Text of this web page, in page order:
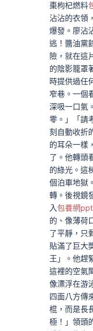
棗枸杞燃料
沾沾的衣領
爆發。廖沾
逃！醬油黨
險，就在這
的陰影籠罩
時提供過任
窄巷。一個
深吸一口氣
零。」「請
刻自動收折
的耳朵一樣
了。他轉頭
的綠光。這
個泊車地獄
轉。後視鏡
入包養網ppt
的、像薄荷
了平靜，只
貼滿了巨大
王」。他趕
這裡的空氣
像漂浮在游
四面八方傳
棍，而是長
極！」領頭